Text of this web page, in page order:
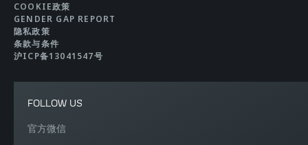
COOKIE政策
GENDER GAP REPORT
隐私政策
条款与条件
沪ICP备13041547号
FOLLOW US
官方微信